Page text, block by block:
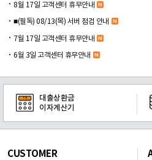
8월 17일 고객센터 휴무안내
■(필독) 08/13(목) 서버 점검 안내
7월 17일 고객센터 휴무안내
6월 3일 고객센터 휴무안내
대출상환금
이자계산기
CUSTOMER